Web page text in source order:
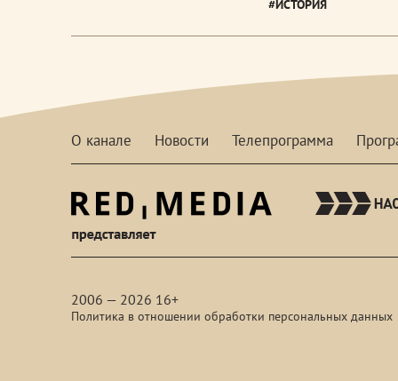
#ИСТОРИЯ
О канале Новости Телепрограмма
2006 — 2026 16+
Политика в отношении обработки персональных данных